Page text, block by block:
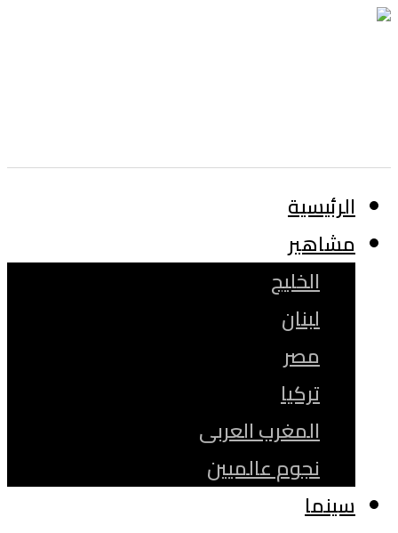
الرئيسية
مشاهير
الخليج
لبنان
مصر
تركيا
المغرب العربى
نجوم عالميين
سينما